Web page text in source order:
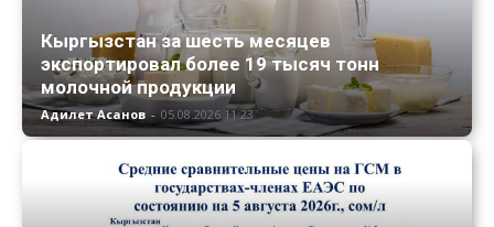
Кыргызстан за шесть месяцев
экспортировал более 19 тысяч тонн
молочной продукции
Адилет Асанов - 05.08.2026 11:23